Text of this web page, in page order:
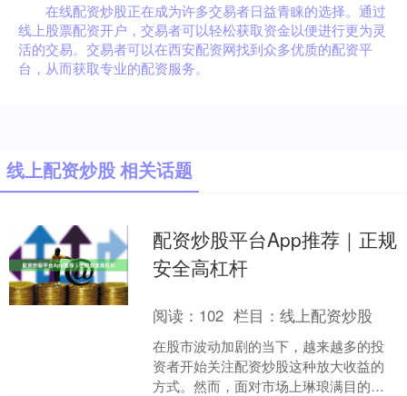
在线配资炒股正在成为许多交易者日益青睐的选择。通过
线上股票配资开户，交易者可以轻松获取资金以便进行更为灵
活的交易。交易者可以在西安配资网找到众多优质的配资平
台，从而获取专业的配资服务。
线上配资炒股 相关话题
配资炒股平台App推荐｜正规
安全高杠杆
阅读： 102 栏目：线上配资炒股
在股市波动加剧的当下，越来越多的投
资者开始关注配资炒股这种放大收益的
方式。然而，面对市场上琳琅满目的配